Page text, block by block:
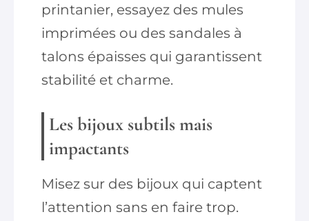
printanier, essayez des mules
imprimées ou des sandales à
talons épaisses qui garantissent
stabilité et charme.
Les bijoux subtils mais
impactants
Misez sur des bijoux qui captent
l’attention sans en faire trop.